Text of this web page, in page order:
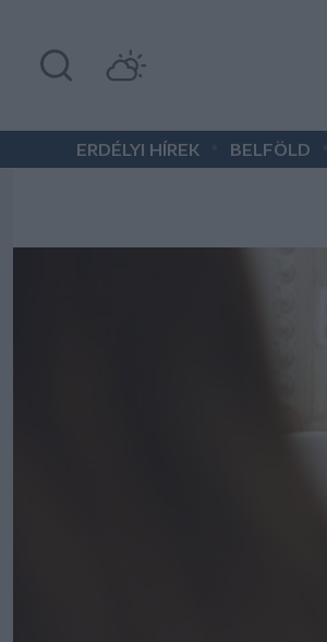
ERDÉLYI HÍREK BELFÖLD